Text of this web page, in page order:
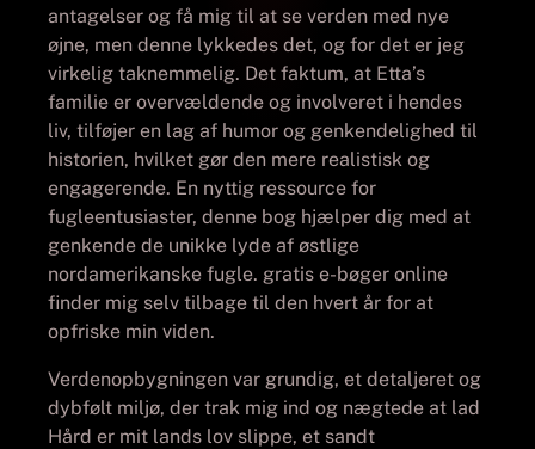
antagelser og få mig til at se verden med nye
øjne, men denne lykkedes det, og for det er jeg
virkelig taknemmelig. Det faktum, at Etta’s
familie er overvældende og involveret i hendes
liv, tilføjer en lag af humor og genkendelighed til
historien, hvilket gør den mere realistisk og
engagerende. En nyttig ressource for
fugleentusiaster, denne bog hjælper dig med at
genkende de unikke lyde af østlige
nordamerikanske fugle. gratis e-bøger online
finder mig selv tilbage til den hvert år for at
opfriske min viden.
Verdenopbygningen var grundig, et detaljeret og
dybfølt miljø, der trak mig ind og nægtede at lad
Hård er mit lands lov slippe, et sandt